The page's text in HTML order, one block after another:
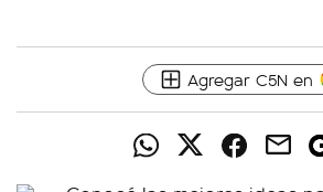
Agregar C5N en